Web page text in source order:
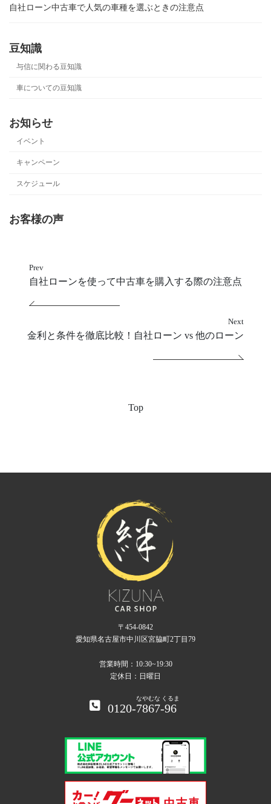
自社ローン中古車で人気の車種を選ぶときの注意点
豆知識
与信に関わる豆知識
車についての豆知識
お知らせ
イベント
キャンペーン
スケジュール
お客様の声
Prev
自社ローンを使って中古車を購入する際の注意点
Top
Next
金利と条件を徹底比較！自社ローン vs 他のローン
〒454-0842
愛知県名古屋市中川区宮脇町2丁目79
営業時間：10:30~19:30
定休日：日曜日
0120-7867
なやむな
-96
くるま